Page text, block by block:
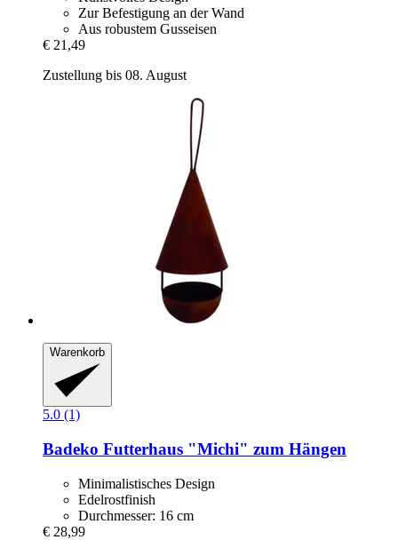
Zur Befestigung an der Wand
Aus robustem Gusseisen
€ 21,49
Zustellung bis 08. August
Warenkorb
5.0 (1)
Badeko Futterhaus "Michi" zum Hängen
Minimalistisches Design
Edelrostfinish
Durchmesser: 16 cm
€ 28,99